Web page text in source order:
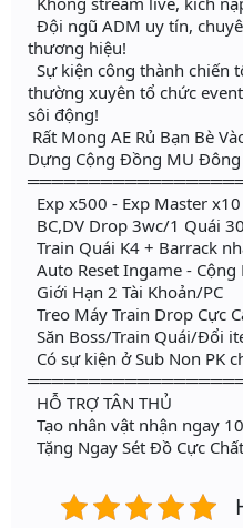
Đội ngũ ADM uy tín,
thương hiệu!
Sự kiện công thành chiến
thường xuyên tổ chức
sôi động!
Rất Mong AE Rủ Bạn Bè
Dựng Cộng Đồng MU Đông
Exp x500 - Exp Master
BC,DV Drop 3wc/1 Quái
Train Quái K4 + Barrack
Auto Reset Ingame - Cộng
Giới Hạn 2 Tài Khoản/PC
Treo Máy Train Drop Cực
Săn Boss/Train Quái/Đổi
Có sự kiện ở Sub Non PK
HỖ TRỢ TÂN THỦ
Tạo nhân vật nhận ngay
Tặng Ngay Sét Đồ Cực